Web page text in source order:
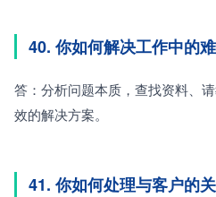
40. 你如何解决工作中的
答：分析问题本质，查找资料、
效的解决方案。
41. 你如何处理与客户的